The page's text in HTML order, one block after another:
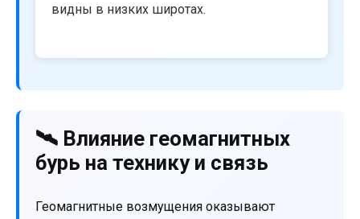
видны в низких широтах.
🛰️ Влияние геомагнитных
бурь на технику и связь
Геомагнитные возмущения оказывают